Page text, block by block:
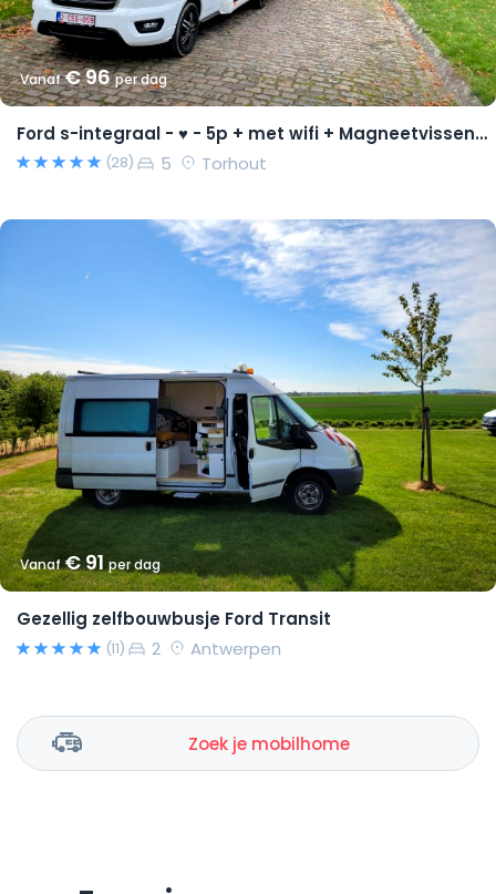
Vanaf€ 96per dag
Ford s-integraal - ♥ - 5p + met wifi + Magneetvissen PRO pakket
(28) 5 Torhout
Vanaf€ 91per dag
Gezellig zelfbouwbusje Ford Transit
(11) 2 Antwerpen
Zoek je mobilhome